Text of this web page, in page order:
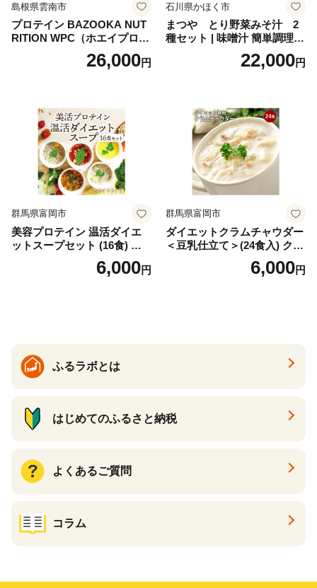
島根県雲南市
プロテイン BAZOOKA NUT
RITION WPC（ホエイプロテ
イン）＜プレーン＞ 900g｜
バズーカ岡田監修・植物由来
ロン [AIEN005]
26,000円
石川県かほく市
まつや とり野菜みそ汁 2
種セット | 味噌汁 簡単調理
お味噌 おみそ みそ とり野菜
時短料理 時短ごはん ご当地
22,000円
群馬県富岡市
美容プロテイン 温活ダイエ
ットスープセット (16食) 小
分け スープ 食べ比べ セット
詰合せ クラムチャウダー チ
6,000円
群馬県富岡市
ダイエットクラムチャウダー
＜豆乳仕立て＞(24食入) クラ
ムチャウダー 豆乳 ダイエッ
ト スープ プロテイン たんぱ
6,000円
ふるラボとは
はじめてのふるさと納税
よくあるご質問
コラム